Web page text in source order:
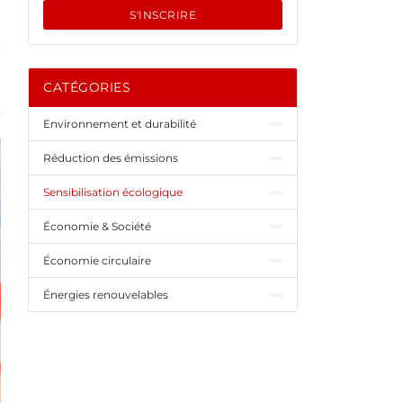
S'INSCRIRE
CATÉGORIES
Environnement et durabilité
Réduction des émissions
Sensibilisation écologique
Économie & Société
Économie circulaire
Énergies renouvelables